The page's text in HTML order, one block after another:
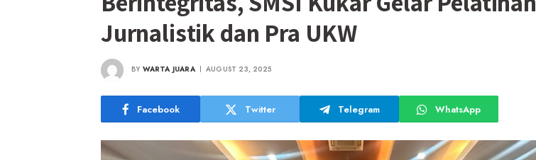
Jurnalistik dan Pra UKW
BY WARTA JUARA AUGUST 23, 2025
Facebook Twitter Telegram WhatsApp